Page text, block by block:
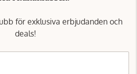
för exklusiva erbjudanden och
deals!